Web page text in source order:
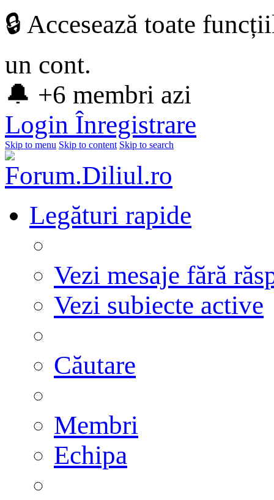
🔒 Accesează toate
un cont.
🔔 +6 membri azi
Login Înregistrare
Skip to menu Skip to content Skip to search
Legături rapide
Vezi mesaje fără
Vezi subiecte active
Căutare
Membri
Echipa